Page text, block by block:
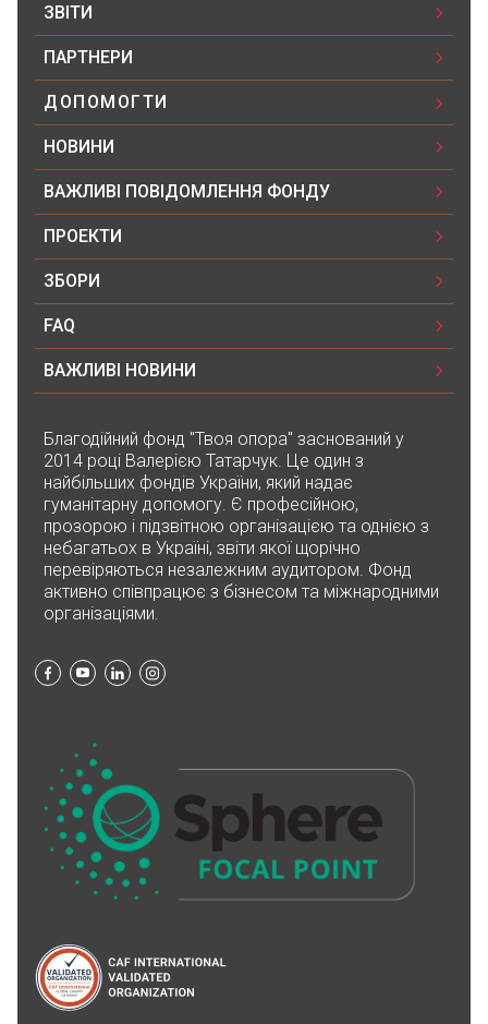
ЗВІТИ
ПАРТНЕРИ
ДОПОМОГТИ
НОВИНИ
ВАЖЛИВІ ПОВІДОМЛЕННЯ ФОНДУ
ПРОЕКТИ
ЗБОРИ
FAQ
ВАЖЛИВІ НОВИНИ
Благодійний фонд "Твоя опора" заснований у
2014 році Валерією Татарчук. Це один з
найбільших фондів України, який надає
гуманітарну допомогу. Є професійною,
прозорою і підзвітною організацією та однією з
небагатьох в Україні, звіти якої щорічно
перевіряються незалежним аудитором. Фонд
активно співпрацює з бізнесом та міжнародними
організаціями.